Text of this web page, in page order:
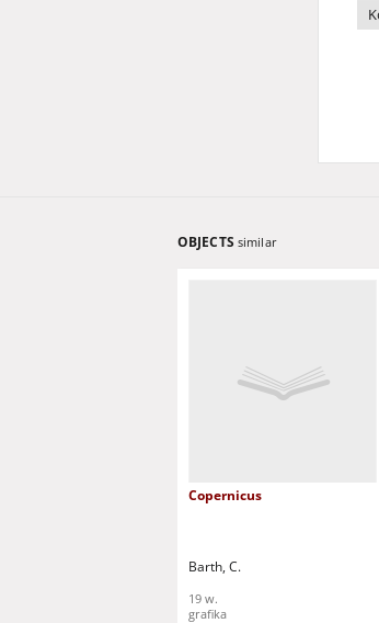
OBJECTS similar
Copernicus
Barth, C.
19 w.
grafika